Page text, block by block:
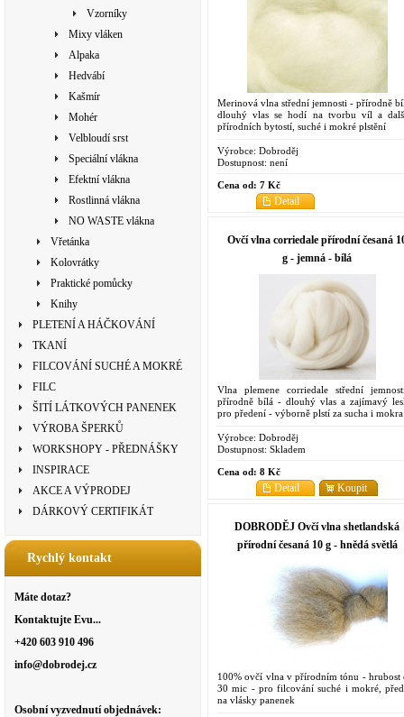
Vzorníky
Mixy vláken
Alpaka
Hedvábí
Kašmír
Mohér
Velbloudí srst
Speciální vlákna
Efektní vlákna
Rostlinná vlákna
NO WASTE vlákna
Vřetánka
Kolovrátky
Praktické pomůcky
Knihy
PLETENÍ A HÁČKOVÁNÍ
TKANÍ
FILCOVÁNÍ SUCHÉ A MOKRÉ
FILC
ŠITÍ LÁTKOVÝCH PANENEK
VÝROBA ŠPERKŮ
WORKSHOPY - PŘEDNÁŠKY
INSPIRACE
AKCE A VÝPRODEJ
DÁRKOVÝ CERTIFIKÁT
Rychlý kontakt
Máte dotaz?
Kontaktujte Evu...
+420 603 910 496
info@dobrodej.cz
Osobní vyzvednutí objednávek:
Merinová vlna střední jemnosti - přírodně
dlouhý vlas se hodí na tvorbu víl a
přírodních bytostí, suché i mokré plstění
Výrobce: Dobroděj
Dostupnost: není
Cena od: 7 Kč
Detail
Ovčí vlna corriedale přírodní česaná
g - jemná - bílá
Vlna plemene corriedale střední
přírodně bílá - dlouhý vlas a zajímavý
pro předení - výborně plstí za sucha i mokra
Výrobce: Dobroděj
Dostupnost: Skladem
Cena od: 8 Kč
Koupit
Detail
DOBRODĚJ Ovčí vlna shetlandská
přírodní česaná 10 g - hnědá světlá
100% ovčí vlna v přírodním tónu - hrubost
30 mic - pro filcování suché i mokré,
na vlásky panenek